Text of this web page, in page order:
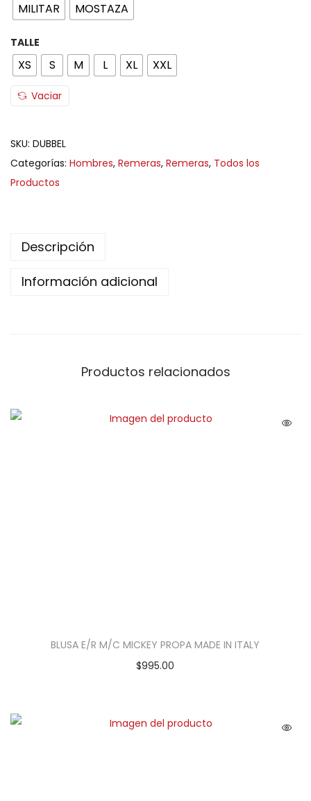
MILITAR MOSTAZA
TALLE
XS S M L XL XXL
Vaciar
SKU: DUBBEL
Categorías: Hombres, Remeras, Remeras, Todos los
Productos
Descripción
Información adicional
Productos relacionados
BLUSA E/R M/C MICKEY PROPA MADE IN ITALY
$995.00